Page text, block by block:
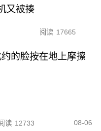
又被揍
阅读 17665
的脸按在地上摩擦
读 12733 08-06